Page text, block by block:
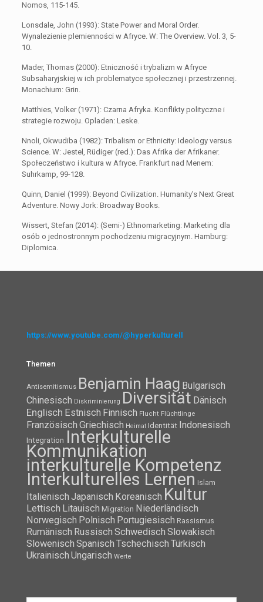
Nomos, 115-145.
Lonsdale, John (1993): State Power and Moral Order.
Wynalezienie plemienności w Afryce. W: The Overview. Vol. 3, 5-
10.
Mader, Thomas (2000): Etniczność i trybalizm w Afryce
Subsaharyjskiej w ich problematyce społecznej i przestrzennej.
Monachium: Grin.
Matthies, Volker (1971): Czarna Afryka. Konflikty polityczne i
strategie rozwoju. Opladen: Leske.
Nnoli, Okwudiba (1982): Tribalism or Ethnicity: Ideology versus
Science. W: Jestel, Rüdiger (red.): Das Afrika der Afrikaner.
Społeczeństwo i kultura w Afryce. Frankfurt nad Menem:
Suhrkamp, 99-128.
Quinn, Daniel (1999): Beyond Civilization. Humanity’s Next Great
Adventure. Nowy Jork: Broadway Books.
Wissert, Stefan (2014): (Semi-) Ethnomarketing: Marketing dla
osób o jednostronnym pochodzeniu migracyjnym. Hamburg:
Diplomica.
https://www.youtube.com/@hyperkulturell
Themen
Antisemitismus Benjamin Haag Bulgarisch
Chinesisch Diskriminierung Diversität Dänisch
Englisch Estnisch Finnisch Flucht Flüchtlinge
Französisch Griechisch Heimat Identität Indonesisch
Integration Interkulturelle
Kommunikation
interkulturelle Kompetenz
Interkulturelles Lernen Islam
Italienisch Japanisch Koreanisch Kultur
Lettisch Litauisch Migration Niederländisch
Norwegisch Polnisch Portugiesisch Rassismus
Rumänisch Russisch Schwedisch Slowakisch
Slowenisch Spanisch Tschechisch Türkisch
Ukrainisch Ungarisch Werte